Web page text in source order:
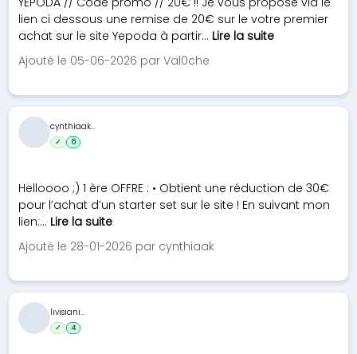
lien ci dessous une remise de 20€ sur le votre premier
achat sur le site Yepoda à partir... Lire la suite
Ajouté le 05-06-2026 par Val0che
Helloooo ;) 1 ère OFFRE : • Obtient une réduction de 30€
pour l’achat d’un starter set sur le site ! En suivant mon
lien:... Lire la suite
Ajouté le 28-01-2026 par cynthiaak
cynthiaak...
✓ 6
livisiani...
✓ 4